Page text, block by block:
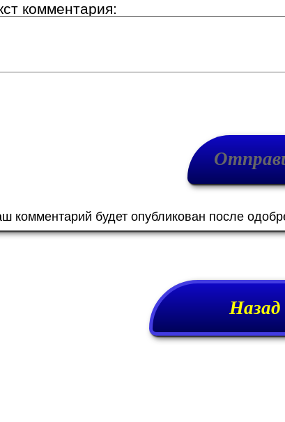
комментария:
комментарий будет опубликован после